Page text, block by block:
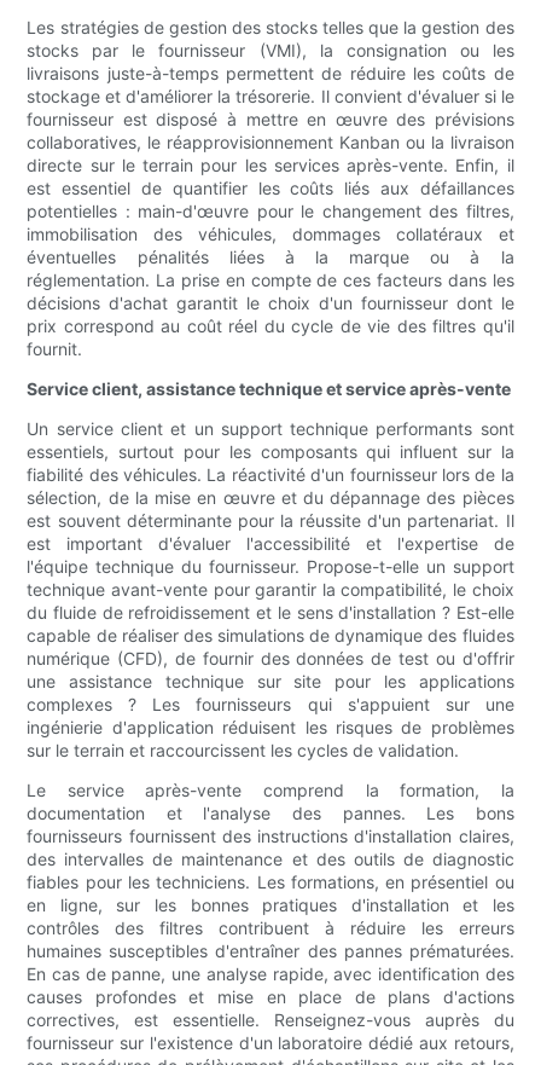
Les stratégies de gestion des stocks telles que la gestion des
stocks par le fournisseur (VMI), la consignation ou les
livraisons juste-à-temps permettent de réduire les coûts de
stockage et d'améliorer la trésorerie. Il convient d'évaluer si le
fournisseur est disposé à mettre en œuvre des prévisions
collaboratives, le réapprovisionnement Kanban ou la livraison
directe sur le terrain pour les services après-vente. Enfin, il
est essentiel de quantifier les coûts liés aux défaillances
potentielles : main-d'œuvre pour le changement des filtres,
immobilisation des véhicules, dommages collatéraux et
éventuelles pénalités liées à la marque ou à la
réglementation. La prise en compte de ces facteurs dans les
décisions d'achat garantit le choix d'un fournisseur dont le
prix correspond au coût réel du cycle de vie des filtres qu'il
fournit.
Service client, assistance technique et service après-vente
Un service client et un support technique performants sont
essentiels, surtout pour les composants qui influent sur la
fiabilité des véhicules. La réactivité d'un fournisseur lors de la
sélection, de la mise en œuvre et du dépannage des pièces
est souvent déterminante pour la réussite d'un partenariat. Il
est important d'évaluer l'accessibilité et l'expertise de
l'équipe technique du fournisseur. Propose-t-elle un support
technique avant-vente pour garantir la compatibilité, le choix
du fluide de refroidissement et le sens d'installation ? Est-elle
capable de réaliser des simulations de dynamique des fluides
numérique (CFD), de fournir des données de test ou d'offrir
une assistance technique sur site pour les applications
complexes ? Les fournisseurs qui s'appuient sur une
ingénierie d'application réduisent les risques de problèmes
sur le terrain et raccourcissent les cycles de validation.
Le service après-vente comprend la formation, la
documentation et l'analyse des pannes. Les bons
fournisseurs fournissent des instructions d'installation claires,
des intervalles de maintenance et des outils de diagnostic
fiables pour les techniciens. Les formations, en présentiel ou
en ligne, sur les bonnes pratiques d'installation et les
contrôles des filtres contribuent à réduire les erreurs
humaines susceptibles d'entraîner des pannes prématurées.
En cas de panne, une analyse rapide, avec identification des
causes profondes et mise en place de plans d'actions
correctives, est essentielle. Renseignez-vous auprès du
fournisseur sur l'existence d'un laboratoire dédié aux retours,